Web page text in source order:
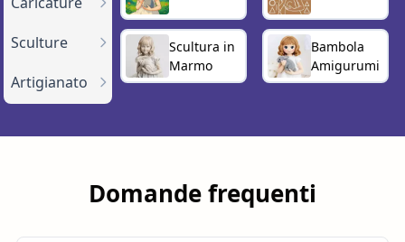
Sculture
Artigianato
Scultura in
Marmo
Bambola
Amigurumi
Domande frequenti